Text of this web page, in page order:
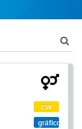
csv
gráfico